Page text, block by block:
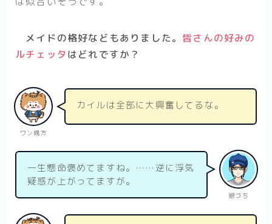
メイドの格好などもありました。皆さんの好みの
ルチェッタ はどれですか？
ワン親方
カイルは全部に大興奮してるな。
銀づち
一生懸命褒めてますね。……逆に浮気
疑惑が上がってますが。